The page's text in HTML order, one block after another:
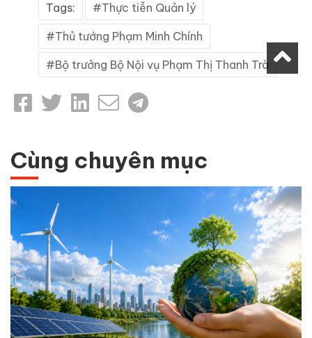
Tags: Thực tiễn Quản lý
Thủ tướng Phạm Minh Chính
Bộ trưởng Bộ Nội vụ Phạm Thị Thanh Trà
Cùng chuyên mục